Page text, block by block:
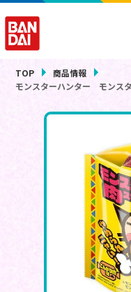
TOP
商品情報
モンスターハンター モンス